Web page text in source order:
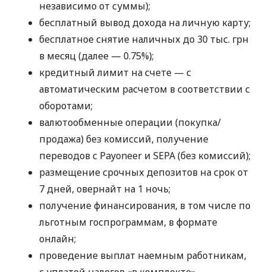
независимо от суммы);
бесплатный вывод дохода на личную карту;
бесплатное снятие наличных до 30 тыс. грн
в месяц (далее — 0.75%);
кредитный лимит на счете — с
автоматическим расчетом в соответствии с
оборотами;
валютообменные операции (покупка/
продажа) без комиссий, получение
переводов с Payoneer и SEPA (без комиссий);
размещение срочных депозитов на срок от
7 дней, овернайт на 1 ночь;
получение финансирования, в том числе по
льготным госпрограммам, в формате
онлайн;
проведение выплат наемным работникам,